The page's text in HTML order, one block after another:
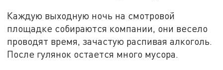
Каждую выходную ночь на смотровой
площадке собираются компании, они весело
проводят время, зачастую распивая алкоголь.
После гулянок остается много мусора.